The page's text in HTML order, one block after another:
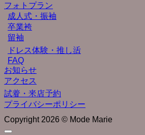
フォトプラン
成人式・振袖
卒業袴
留袖
ドレス体験・推し活
FAQ
お知らせ
アクセス
試着・来店予約
プライバシーポリシー
Copyright 2026 © Mode Marie